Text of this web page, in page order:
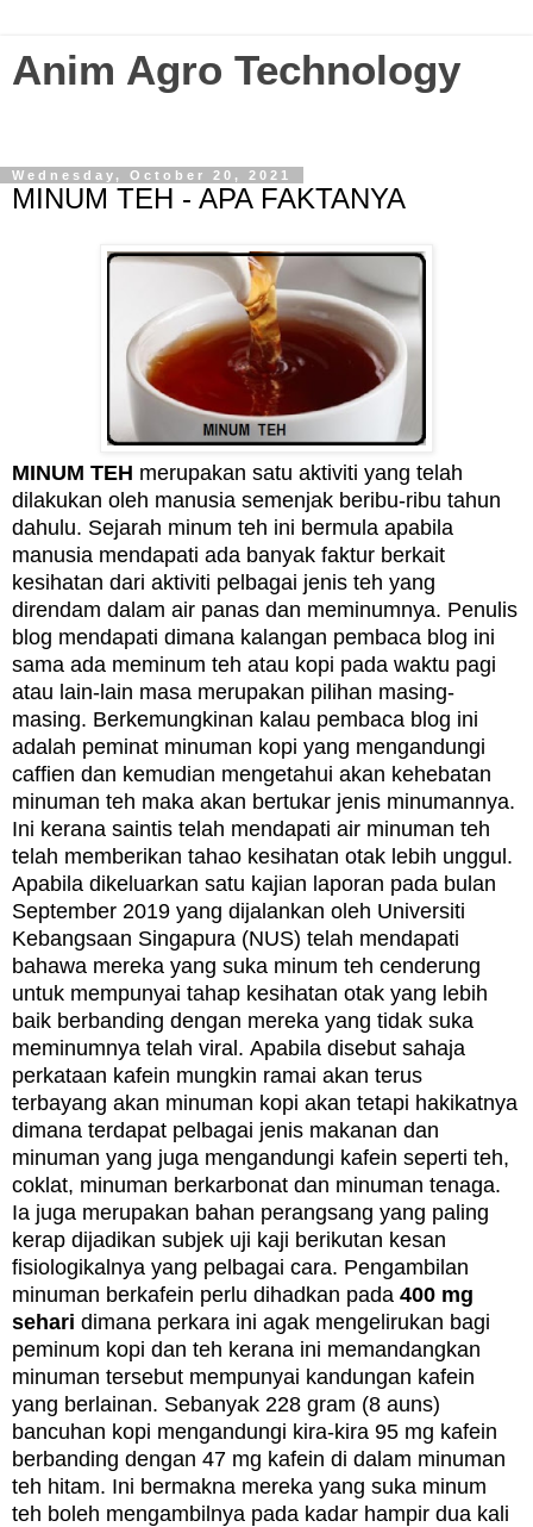
Anim Agro Technology
Wednesday, October 20, 2021
MINUM TEH - APA FAKTANYA
MINUM TEH merupakan satu aktiviti yang telah
dilakukan oleh manusia semenjak beribu-ribu tahun
dahulu. Sejarah minum teh ini bermula apabila
manusia mendapati ada banyak faktur berkait
kesihatan dari aktiviti pelbagai jenis teh yang
direndam dalam air panas dan meminumnya. Penulis
blog mendapati dimana kalangan pembaca blog ini
sama ada meminum teh atau kopi pada waktu pagi
atau lain-lain masa merupakan pilihan masing-
masing. Berkemungkinan kalau pembaca blog ini
adalah peminat minuman kopi yang mengandungi
caffien dan kemudian mengetahui akan kehebatan
minuman teh maka akan bertukar jenis minumannya.
Ini kerana saintis telah mendapati air minuman teh
telah memberikan tahao kesihatan otak lebih unggul.
Apabila dikeluarkan satu kajian laporan pada bulan
September 2019 yang dijalankan oleh Universiti
Kebangsaan Singapura (NUS) telah mendapati
bahawa mereka yang suka minum teh cenderung
untuk mempunyai tahap kesihatan otak yang lebih
baik berbanding dengan mereka yang tidak suka
meminumnya telah viral. Apabila disebut sahaja
perkataan kafein mungkin ramai akan terus
terbayang akan minuman kopi akan tetapi hakikatnya
dimana terdapat pelbagai jenis makanan dan
minuman yang juga mengandungi kafein seperti teh,
coklat, minuman berkarbonat dan minuman tenaga.
Ia juga merupakan bahan perangsang yang paling
kerap dijadikan subjek uji kaji berikutan kesan
fisiologikalnya yang pelbagai cara. Pengambilan
minuman berkafein perlu dihadkan pada 400 mg
sehari dimana perkara ini agak mengelirukan bagi
peminum kopi dan teh kerana ini memandangkan
minuman tersebut mempunyai kandungan kafein
yang berlainan. Sebanyak 228 gram (8 auns)
bancuhan kopi mengandungi kira-kira 95 mg kafein
berbanding dengan 47 mg kafein di dalam minuman
teh hitam. Ini bermakna mereka yang suka minum
teh boleh mengambilnya pada kadar hampir dua kali